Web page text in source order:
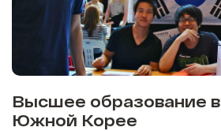
Высшее образование в
Южной Корее